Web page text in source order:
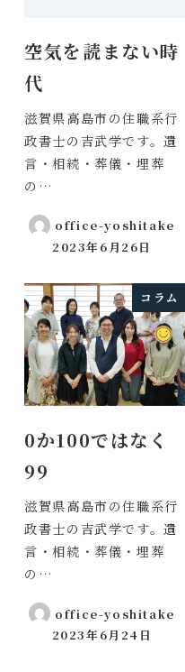
空気を読まない時
代
滋賀県高島市の住職系行
政書士の吉武学です。遺
言・相続・葬儀・埋葬
の…
office-yoshitake
投稿日
2023年6月26日
コラム
0か100ではなく
99
滋賀県高島市の住職系行
政書士の吉武学です。遺
言・相続・葬儀・埋葬
の…
office-yoshitake
投稿日
2023年6月24日